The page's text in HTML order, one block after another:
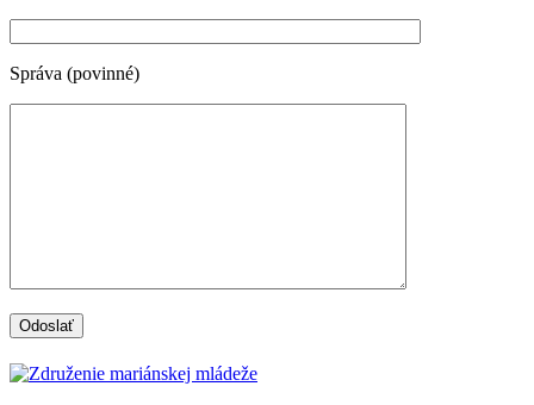
Správa (povinné)